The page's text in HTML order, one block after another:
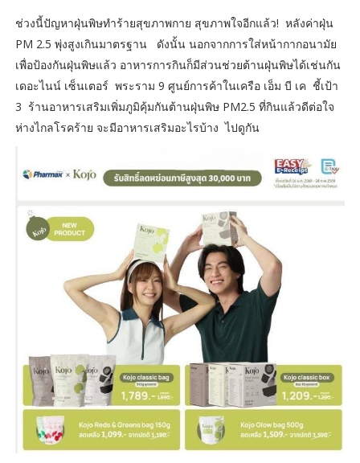
ช่วงนี้ปัญหาฝุ่นพิษทำร้ายสุขภาพกาย สุขภาพใจอีกแล้ว! หลังค่าฝุ่น
PM 2.5 พุ่งสูงเกินมาตรฐาน ดังนั้น นอกจากการใส่หน้ากากอนามัย
เพื่อป้องกันฝุ่นพิษแล้ว อาหารการกินก็มีส่วนช่วยต้านฝุ่นพิษได้เช่นกัน
เดอะไนน์ เซ็นเตอร์ พระราม 9 ศูนย์การค้าในเครือ เอ็ม บี เค ชี้เป้า
3 ร้านอาหารเสริมเพิ่มภูมิคุ้มกันต้านฝุ่นพิษ PM2.5 ที่กินแล้วดีต่อใจ
ห่างไกลโรคร้าย จะมีอาหารเสริมอะไรบ้าง ไปดูกัน